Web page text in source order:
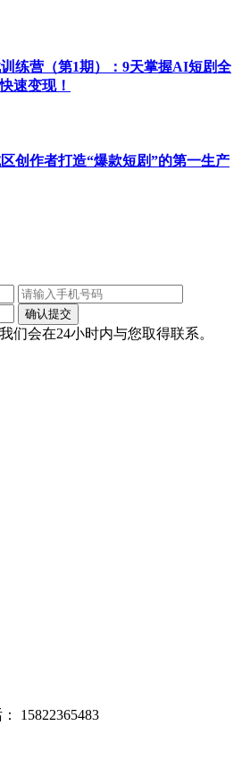
练营（第1期）：9天掌握AI短剧全
速变现！
创作者打造“爆款短剧”的第一生产
们会在24小时内与您取得联系。
15822365483